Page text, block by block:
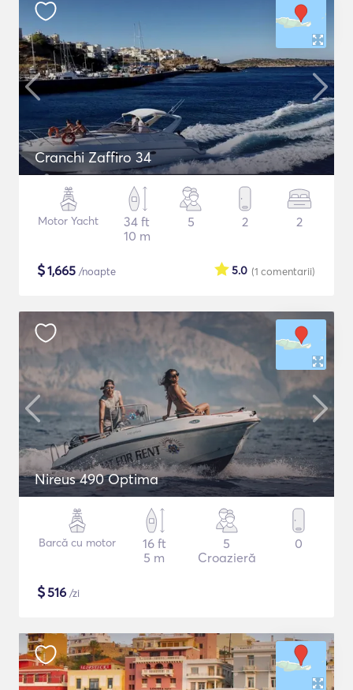
Cranchi Zaffiro 34
Motor Yacht
34 ft
10 m
5 2 2
$1,665 /noapte (1 comentarii)
5.0
Nireus 490 Optima
Barcă cu motor
16 ft
5 m
5
Croazieră
0
$516 /zi